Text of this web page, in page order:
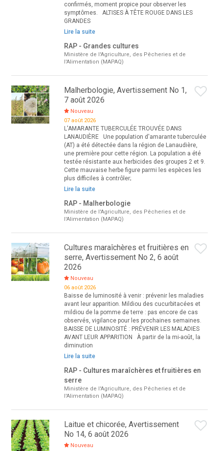
confirmés, moment propice pour observer les
symptômes. ALTISES À TÊTE ROUGE DANS LES
GRANDES
Lire la suite
RAP - Grandes cultures
Ministère de l'Agriculture, des Pêcheries et de
l'Alimentation (MAPAQ)
Malherbologie, Avertissement No 1,
7 août 2026
Nouveau
07 août 2026
L'AMARANTE TUBERCULÉE TROUVÉE DANS
LANAUDIÈRE Une population d'amarante tuberculée
(AT) a été détectée dans la région de Lanaudière,
une première pour cette région. La population a été
testée résistante aux herbicides des groupes 2 et 9.
Cette mauvaise herbe figure parmi les espèces les
plus difficiles à contrôler;
Lire la suite
RAP - Malherbologie
Ministère de l'Agriculture, des Pêcheries et de
l'Alimentation (MAPAQ)
Cultures maraîchères et fruitières en
serre, Avertissement No 2, 6 août
2026
Nouveau
06 août 2026
Baisse de luminosité à venir : prévenir les maladies
avant leur apparition. Mildiou des cucurbitacées et
mildiou de la pomme de terre : pas encore de cas
observés, vigilance pour les prochaines semaines.
BAISSE DE LUMINOSITÉ : PRÉVENIR LES MALADIES
AVANT LEUR APPARITION À partir de la mi-août, la
diminution
Lire la suite
RAP - Cultures maraîchères et fruitières en
serre
Ministère de l'Agriculture, des Pêcheries et de
l'Alimentation (MAPAQ)
Laitue et chicorée, Avertissement
No 14, 6 août 2026
Nouveau